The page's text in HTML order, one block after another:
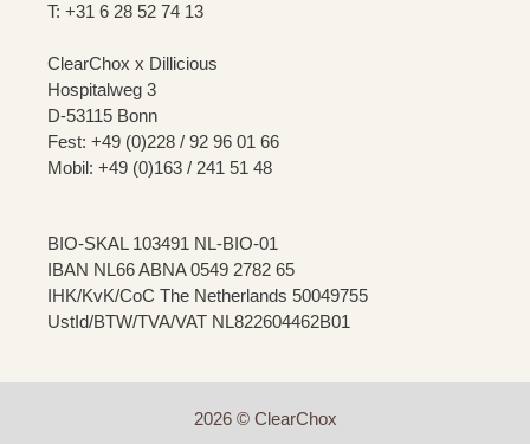
T: +31 6 28 52 74 13
ClearChox x Dillicious
Hospitalweg 3
D-53115 Bonn
Fest: +49 (0)228 / 92 96 01 66
Mobil: +49 (0)163 / 241 51 48
BIO-SKAL 103491 NL-BIO-01
IBAN NL66 ABNA 0549 2782 65
IHK/KvK/CoC The Netherlands 50049755
UstId/BTW/TVA/VAT NL822604462B01
2026 © ClearChox